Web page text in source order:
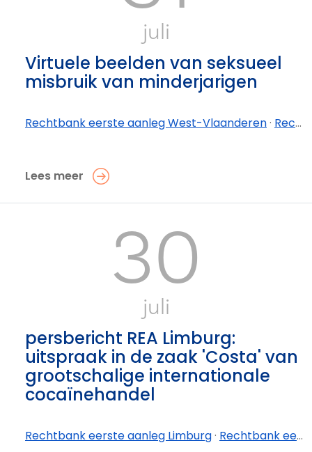
juli
Virtuele beelden van seksueel
misbruik van minderjarigen
Rechtbank eerste aanleg West-Vlaanderen· Rechtbank eerste aanleg West-Vlaanderen - afdeling Kortrijk
Lees meer
30
juli
persbericht REA Limburg:
uitspraak in de zaak 'Costa' van
grootschalige internationale
cocaïnehandel
Rechtbank eerste aanleg Limburg· Rechtbank eerste aanleg Limburg - afdeling Tongeren-Borgloon